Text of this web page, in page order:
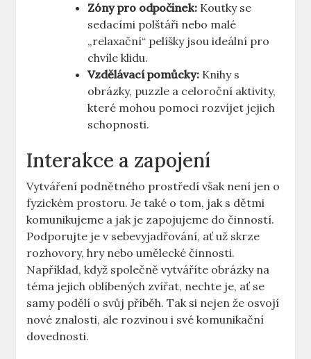
Zóny pro odpočinek: Koutky se
sedacími polštáři nebo malé
„relaxační“ pelíšky jsou ideální pro
chvíle klidu.
Vzdělávací pomůcky: Knihy s
obrázky, puzzle a celoroční aktivity,
které mohou pomoci rozvíjet jejich
schopnosti.
Interakce a zapojení
Vytváření podnětného prostředí však není jen o
fyzickém prostoru. Je také o tom, jak s dětmi
komunikujeme a jak je zapojujeme do činností.
Podporujte je v sebevyjadřování, ať už skrze
rozhovory, hry nebo umělecké činnosti.
Například, když společně vytváříte obrázky na
téma jejich oblíbených zvířat, nechte je, ať se
samy podělí o svůj příběh. Tak si nejen že osvojí
nové znalosti, ale rozvinou i své komunikační
dovednosti.